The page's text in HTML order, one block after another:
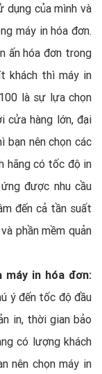
dụng của mình và
máy in hóa đơn.
ấn hóa đơn trong
khách thì máy in
là sự lựa chọn
cửa hàng lớn, đại
bạn nên chọn các
hãng có tốc độ in
được nhu cầu
đến cả tần suất
phần mềm quản
in hóa đơn:
ý đến tốc độ đầu
in, thời gian bảo
có lượng khách
nên chọn máy in